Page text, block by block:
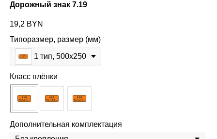
Дорожный знак 7.19
19,2 BYN
Типоразмер, размер (мм)
1 тип, 500х250
Класс плёнки
Дополнительная комплектация